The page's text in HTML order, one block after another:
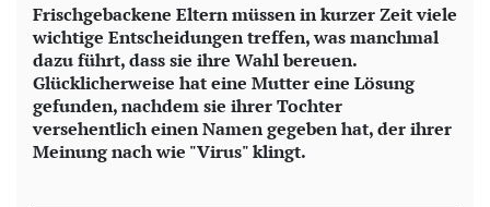
Frischgebackene Eltern müssen in kurzer Zeit viele
wichtige Entscheidungen treffen, was manchmal
dazu führt, dass sie ihre Wahl bereuen.
Glücklicherweise hat eine Mutter eine Lösung
gefunden, nachdem sie ihrer Tochter
versehentlich einen Namen gegeben hat, der ihrer
Meinung nach wie "Virus" klingt.